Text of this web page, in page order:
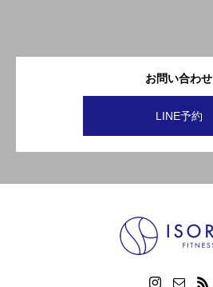
お問い合わせ
LINE予約